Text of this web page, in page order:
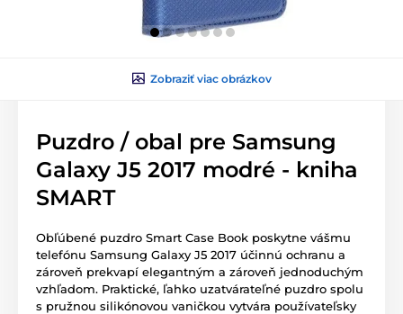
Zobraziť viac obrázkov
Puzdro / obal pre Samsung
Galaxy J5 2017 modré - kniha
SMART
Obľúbené puzdro Smart Case Book poskytne vášmu
telefónu Samsung Galaxy J5 2017 účinnú ochranu a
zároveň prekvapí elegantným a zároveň jednoduchým
vzhľadom. Praktické, ľahko uzatvárateľné puzdro spolu
s pružnou silikónovou vaničkou vytvára používateľsky